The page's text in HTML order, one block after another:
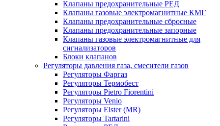
Клапаны предохранительные РЕД
Клапаны газовые электромагнитные КМГ
Клапаны предохранительные сбросные
Клапаны предохранительные запорные
Клапаны газовые электромагнитные для
сигнализаторов
Блоки клапанов
Регуляторы давления газа, смесители газов
Регуляторы Фаргаз
Регуляторы Термобест
Регуляторы Pietro Fiorentini
Регуляторы Venio
Регуляторы Elster (MR)
Регуляторы Tartarini